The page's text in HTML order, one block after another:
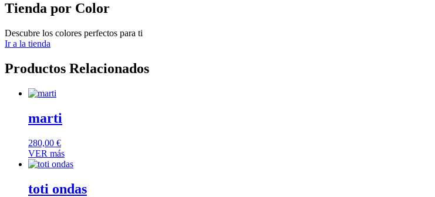
Tienda por Color
Descubre los colores perfectos para ti
Ir a la tienda
Productos Relacionados
marti
280,00 €
VER más
toti ondas